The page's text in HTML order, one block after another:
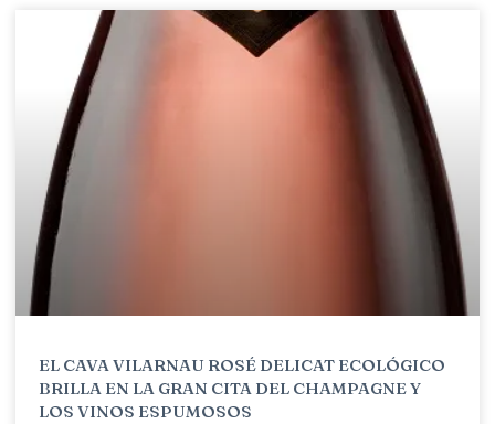
EL CAVA VILARNAU ROSÉ DELICAT ECOLÓGICO
BRILLA EN LA GRAN CITA DEL CHAMPAGNE Y
LOS VINOS ESPUMOSOS